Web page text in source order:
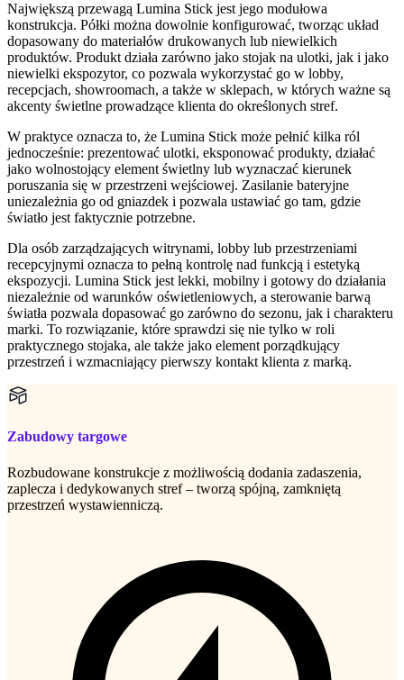
Największą przewagą Lumina Stick jest jego modułowa
konstrukcja. Półki można dowolnie konfigurować, tworząc układ
dopasowany do materiałów drukowanych lub niewielkich
produktów. Produkt działa zarówno jako stojak na ulotki, jak i jako
niewielki ekspozytor, co pozwala wykorzystać go w lobby,
recepcjach, showroomach, a także w sklepach, w których ważne są
akcenty świetlne prowadzące klienta do określonych stref.
W praktyce oznacza to, że Lumina Stick może pełnić kilka ról
jednocześnie: prezentować ulotki, eksponować produkty, działać
jako wolnostojący element świetlny lub wyznaczać kierunek
poruszania się w przestrzeni wejściowej. Zasilanie bateryjne
uniezależnia go od gniazdek i pozwala ustawiać go tam, gdzie
światło jest faktycznie potrzebne.
Dla osób zarządzających witrynami, lobby lub przestrzeniami
recepcyjnymi oznacza to pełną kontrolę nad funkcją i estetyką
ekspozycji. Lumina Stick jest lekki, mobilny i gotowy do działania
niezależnie od warunków oświetleniowych, a sterowanie barwą
światła pozwala dopasować go zarówno do sezonu, jak i charakteru
marki. To rozwiązanie, które sprawdzi się nie tylko w roli
praktycznego stojaka, ale także jako element porządkujący
przestrzeń i wzmacniający pierwszy kontakt klienta z marką.
Zabudowy targowe
Rozbudowane konstrukcje z możliwością dodania zadaszenia,
zaplecza i dedykowanych stref – tworzą spójną, zamkniętą
przestrzeń wystawienniczą.